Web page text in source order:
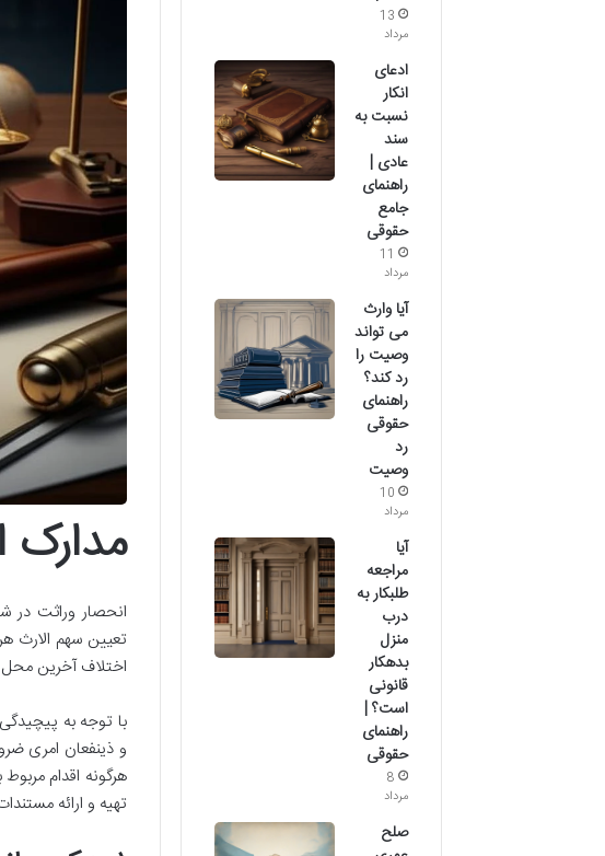
مدارک
انحصار وراثت
تعیین سهم الارث
اختلاف آخرین محل
با توجه به
و ذینفعان امری
هرگونه اقدام
تهیه و ارائه
13
مرداد
ادعای
انکار
نسبت به
سند
عادی |
راهنمای
جامع
حقوقی
11
مرداد
آیا وارث
می تواند
وصیت را
رد کند؟
راهنمای
حقوقی
رد
وصیت
10
مرداد
آیا
مراجعه
طلبکار به
درب
منزل
بدهکار
قانونی
است؟ |
راهنمای
حقوقی
8
مرداد
صلح